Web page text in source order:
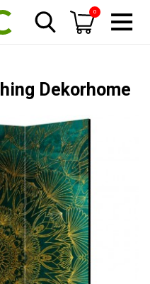
0
Dekorhome